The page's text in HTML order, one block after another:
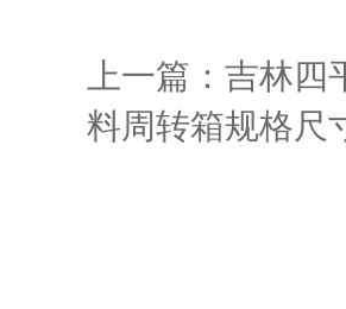
上一篇：吉林
料周转箱规格尺